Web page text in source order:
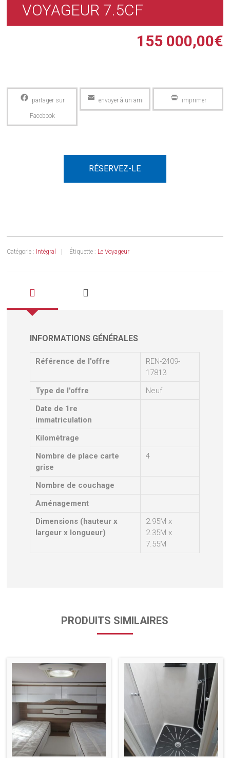
VOYAGEUR 7.5CF
155 000,00€
Facebook Email PrintFriendly
RÉSERVEZ-LE
Catégorie : Intégral Étiquette : Le Voyageur
INFORMATIONS GÉNÉRALES
Référence de l'offre
REN-2409-
17813
Type de l'offre
Neuf
Date de 1re
immatriculation
Kilométrage
Nombre de place carte
grise
4
Nombre de couchage
Aménagement
Dimensions (hauteur x
largeur x longueur)
2.95M x
2.35M x
7.55M
PRODUITS SIMILAIRES